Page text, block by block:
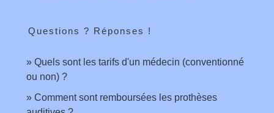
Questions ? Réponses !
Quels sont les tarifs d'un médecin (conventionné
ou non) ?
Comment sont remboursées les prothèses